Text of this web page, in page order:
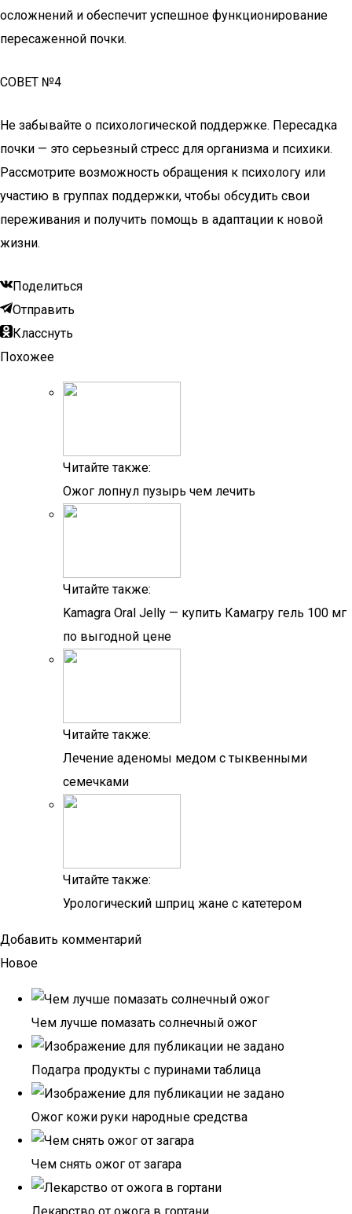
осложнений и обеспечит успешное функционирование
пересаженной почки.
СОВЕТ №4
Не забывайте о психологической поддержке. Пересадка
почки — это серьезный стресс для организма и психики.
Рассмотрите возможность обращения к психологу или
участию в группах поддержки, чтобы обсудить свои
переживания и получить помощь в адаптации к новой
жизни.
Поделиться
Отправить
Класснуть
Похожее
Читайте также:
Ожог лопнул пузырь чем лечить
Читайте также:
Kamagra Oral Jelly — купить Камагру гель 100 мг
по выгодной цене
Читайте также:
Лечение аденомы медом с тыквенными
семечками
Читайте также:
Урологический шприц жане с катетером
Добавить комментарий
Новое
Чем лучше помазать солнечный ожог
Подагра продукты с пуринами таблица
Ожог кожи руки народные средства
Чем снять ожог от загара